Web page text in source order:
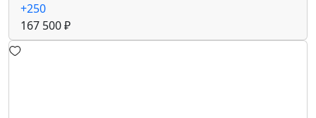
+250
167 500 ₽